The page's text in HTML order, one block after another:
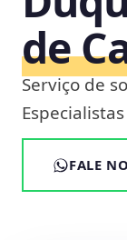
de
Serviço de
FALE